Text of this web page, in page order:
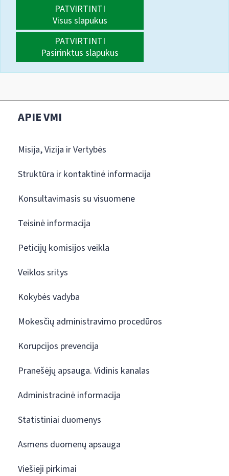
PATVIRTINTI
Visus slapukus
PATVIRTINTI
Pasirinktus slapukus
APIE VMI
Misija, Vizija ir Vertybės
Struktūra ir kontaktinė informacija
Konsultavimasis su visuomene
Teisinė informacija
Peticijų komisijos veikla
Veiklos sritys
Kokybės vadyba
Mokesčių administravimo procedūros
Korupcijos prevencija
Pranešėjų apsauga. Vidinis kanalas
Administracinė informacija
Statistiniai duomenys
Asmens duomenų apsauga
Viešieji pirkimai